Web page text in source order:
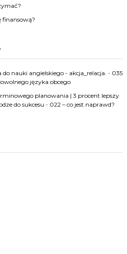
finansową?
nauki angielskiego - akcja_relacja. - 035
języka obcego
planowania | 3 procent lepszy
do sukcesu - 022 – co jest naprawd?